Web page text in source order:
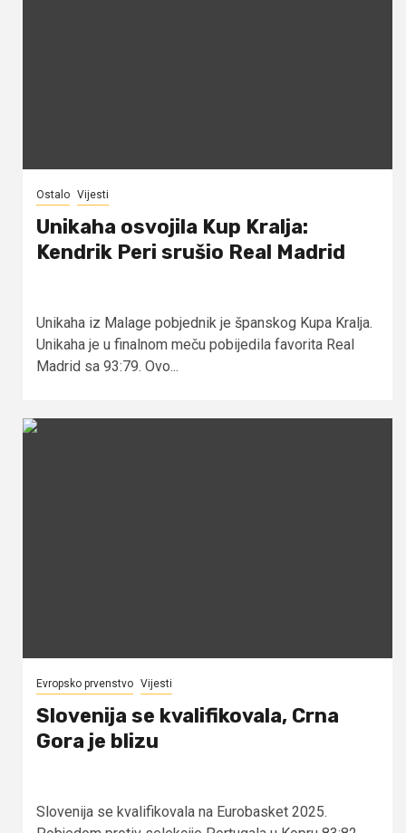
Ostalo Vijesti
Unikaha osvojila Kup Kralja:
Kendrik Peri srušio Real Madrid
Unikaha iz Malage pobjednik je španskog Kupa Kralja.
Unikaha je u finalnom meču pobijedila favorita Real
Madrid sa 93:79. Ovo...
Evropsko prvenstvo Vijesti
Slovenija se kvalifikovala, Crna
Gora je blizu
Slovenija se kvalifikovala na Eurobasket 2025.